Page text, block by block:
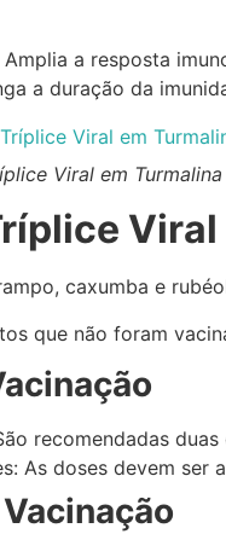
a resposta
a duração da
Viral em Turmalina
caxumba e
que não foram
recomendadas
As doses devem ser